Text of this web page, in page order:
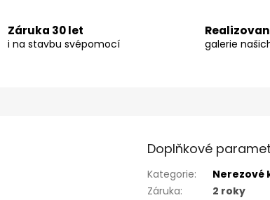
Záruka 30 let
i na stavbu svépomocí galerie
Doplňkové
Kategorie:
Nerezové
Záruka:
2 roky